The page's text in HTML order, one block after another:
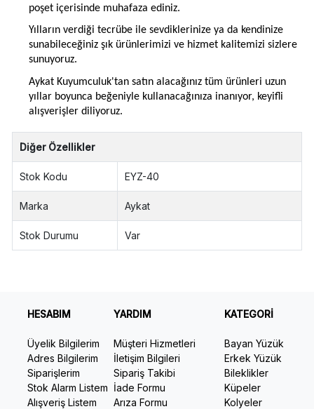
poşet içerisinde muhafaza ediniz.
Yılların verdiği tecrübe ile sevdiklerinize ya da kendinize
sunabileceğiniz şık ürünlerimizi ve hizmet kalitemizi sizlere
sunuyoruz.
Aykat Kuyumculuk'tan satın alacağınız tüm ürünleri uzun
yıllar boyunca beğeniyle kullanacağınıza inanıyor, keyifli
alışverişler diliyoruz.
Diğer Özellikler
Stok Kodu EYZ-40
Marka Aykat
Stok Durumu Var
HESABIM
Üyelik Bilgilerim
Adres Bilgilerim
Siparişlerim
Stok Alarm Listem
Alışveriş Listem
YARDIM
Müşteri Hizmetleri
İletişim Bilgileri
Sipariş Takibi
İade Formu
Arıza Formu
KATEGORİ
Bayan Yüzük
Erkek Yüzük
Bileklikler
Küpeler
Kolyeler